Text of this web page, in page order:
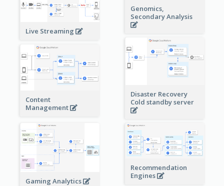
Genomics,
Secondary Analysis
Live Streaming
Disaster Recovery
Cold standby server
Content
Management
Gaming Analytics
Recommendation
Engines